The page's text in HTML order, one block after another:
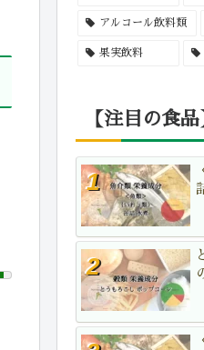
アルコール飲料類
果実飲料
【注目の食